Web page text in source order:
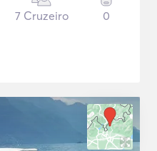
7 Cruzeiro 0